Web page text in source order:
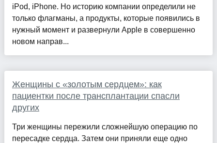
iPod, iPhone. Но историю компании определили не
только флагманы, а продукты, которые появились в
нужный момент и развернули Apple в совершенно
новом направ...
Женщины с «золотым сердцем»: как
пациентки после трансплантации спасли
других
Три женщины пережили сложнейшую операцию по
пересадке сердца. Затем они приняли еще одно